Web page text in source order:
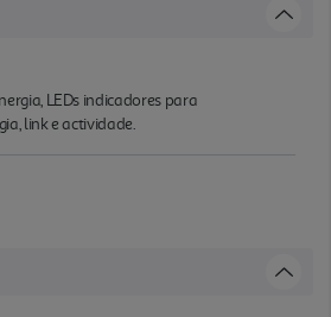
LEDs indicadores para
link e actividade.